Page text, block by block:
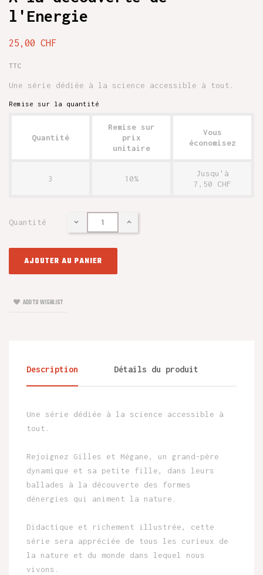
l'Energie
25,00 CHF
TTC
Une série dédiée à la science accessible à tout.
Remise sur la quantité
Quantité
Remise sur
prix
unitaire
Vous
économisez
3 10%
Jusqu'à
7,50 CHF
Quantité
AJOUTER AU PANIER
ADD TO WISHLIST
Description Détails du produit
Une série dédiée à la science accessible à
tout.
Rejoignez Gilles et Mégane, un grand-père
dynamique et sa petite fille, dans leurs
ballades à la découverte des formes
dénergies qui animent la nature.
Didactique et richement illustrée, cette
série sera appréciée de tous les curieux de
la nature et du monde dans lequel nous
vivons.